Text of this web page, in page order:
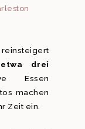
etwa drei
Essen
machen
Zeit ein.